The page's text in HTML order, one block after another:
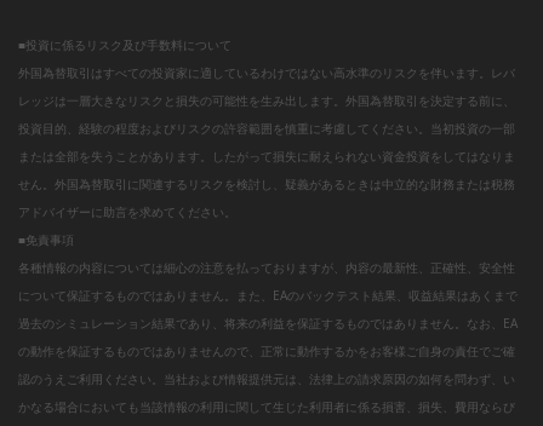
■投資に係るリスク及び手数料について
外国為替取引はすべての投資家に適しているわけではない高水準のリスクを伴います。レバ
レッジは一層大きなリスクと損失の可能性を生み出します。外国為替取引を決定する前に、
投資目的、経験の程度およびリスクの許容範囲を慎重に考慮してください。当初投資の一部
または全部を失うことがあります。したがって損失に耐えられない資金投資をしてはなりま
せん。外国為替取引に関連するリスクを検討し、疑義があるときは中立的な財務または税務
アドバイザーに助言を求めてください。
■免責事項
各種情報の内容については細心の注意を払っておりますが、内容の最新性、正確性、安全性
について保証するものではありません。また、EAのバックテスト結果、収益結果はあくまで
過去のシミュレーション結果であり、将来の利益を保証するものではありません。なお、EA
の動作を保証するものではありませんので、正常に動作するかをお客様ご自身の責任でご確
認のうえご利用ください。当社および情報提供元は、法律上の請求原因の如何を問わず、い
かなる場合においても当該情報の利用に関して生じた利用者に係る損害、損失、費用ならび